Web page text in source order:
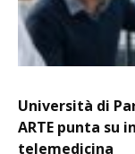
Università di
ARTE punta su
telemedicina